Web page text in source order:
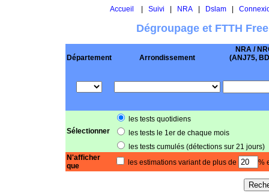
Accueil Suivi NRA| Dslam|
Dégroupage et FTTH
Département Arrondissement
NRA /
(ANJ75,
Sélectionner
les tests quotidiens
les tests le 1er de chaque mois
les tests cumulés (détections sur 21 jours)
N'afficher
que
les estimations variant de plus de %